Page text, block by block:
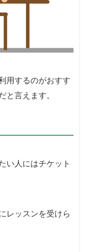
用するのがおすす
と言えます。
い人にはチケット
レッスンを受けら